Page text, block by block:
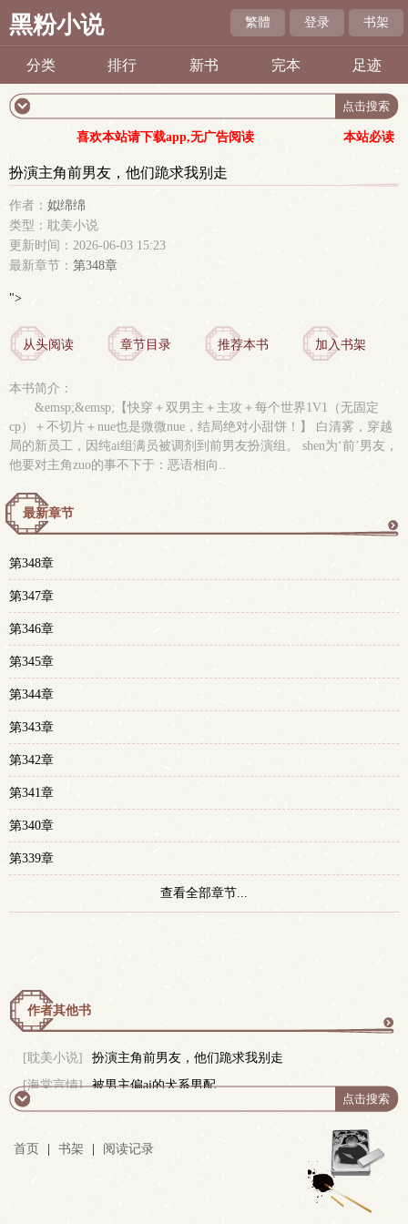
黑粉小说 繁體 登录 书架
分类 排行 新书 完本 足迹
喜欢本站请下载app,无广告阅读 本站必读
扮演主角前男友，他们跪求我别走
作者： 姒绵绵
类型：耽美小说
更新时间：2026-06-03 15:23
最新章节： 第348章
">
从头阅读 章节目录 推荐本书 加入书架
本书简介：
&emsp;&emsp;【快穿＋双男主＋主攻＋每个世界1V1（无固定
cp）＋不切片＋nue也是微微nue，结局绝对小甜饼！】 白清雾，穿越
局的新员工，因纯ai组满员被调剂到前男友扮演组。 shen为‘前’男友，
他要对主角zuo的事不下于：恶语相向..
最新章节
第348章
第347章
第346章
第345章
第344章
第343章
第342章
第341章
第340章
第339章
查看全部章节...
作者其他书
多
[耽美小说]
扮演主角前男友，他们跪求我别走
[海棠言情]
被男主偏ai的犬系男配
首页 书架 阅读记录